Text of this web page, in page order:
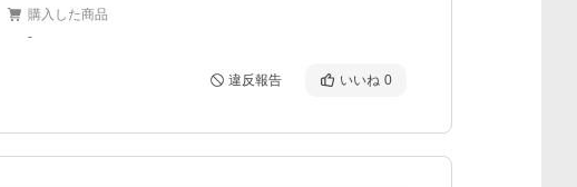
購入した商品
-
違反報告 いいね 0